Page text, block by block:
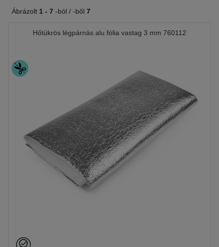
Ábrázolt 1 - 7 -ból / -ből 7
Hőtükrös légpárnás alu fólia vastag 3 mm 760112